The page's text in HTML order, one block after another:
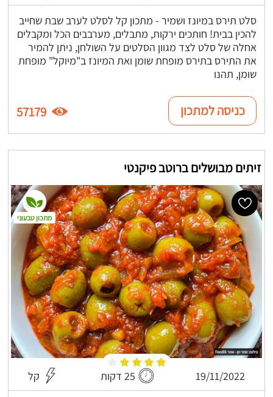
סלט תירס במיונז ושמיר - מתכון קל לסלט לערב שבת שחייב
להכין בבית! חותכים ירקות, מתבלים, מערבבים הכל ומקבלים
אחלה של סלט לצד מגוון הסלטים על השולחן, ניתן להמיר
את התירס בתירס מופחת שומן ואת המיונז ב"מיוקל" מופחת
שומן, תהנו
כניסה למתכון 57179
זיתים מבושלים ברוטב פיקנטי
19/11/2022 25 דקות קל
מתכון טבעוני